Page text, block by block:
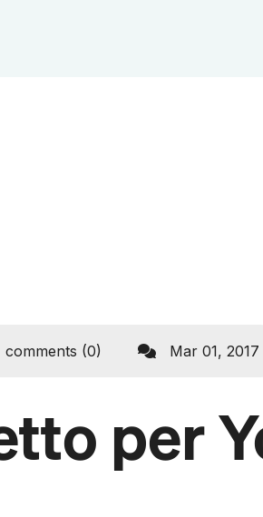
comments (0) Mar 01, 2017
per